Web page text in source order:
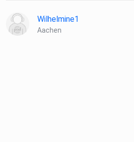
Wilhelmine1
Aachen